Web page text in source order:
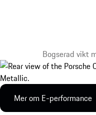
Bogserad vikt
Mer om E-performance